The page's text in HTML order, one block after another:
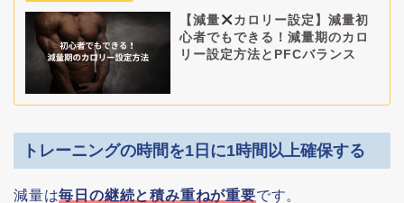
【減量
カロリー設定】減量初
心者でもできる！減量期のカロ
リー設定方法とPFCバランス
トレーニングの時間を1日に1時間以上確保する
減量は毎日の継続と積み重ねが重要です。